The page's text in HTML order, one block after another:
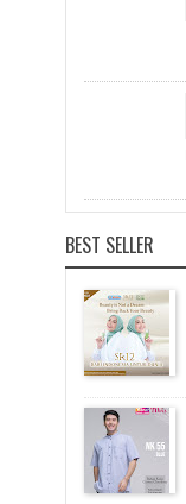
BEST SELLER